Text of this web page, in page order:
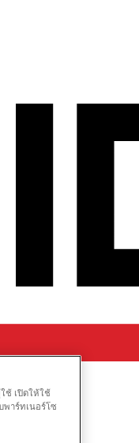
ช้ เปิดให้ใช้
พาร์ทเนอร์โซ